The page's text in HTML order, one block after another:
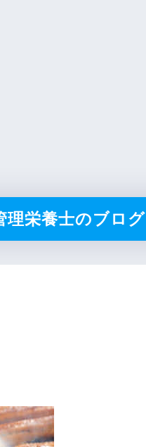
理栄養士のブログ